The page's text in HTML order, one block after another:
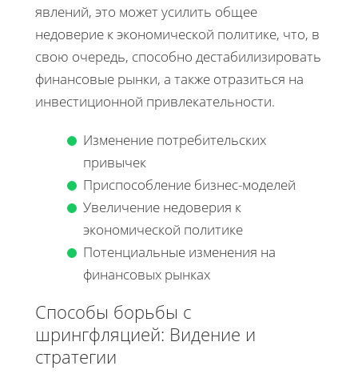
явлений, это может усилить общее
недоверие к экономической политике, что, в
свою очередь, способно дестабилизировать
финансовые рынки, а также отразиться на
инвестиционной привлекательности.
Изменение потребительских
привычек
Приспособление бизнес-моделей
Увеличение недоверия к
экономической политике
Потенциальные изменения на
финансовых рынках
Способы борьбы с
шрингфляцией: Видение и
стратегии